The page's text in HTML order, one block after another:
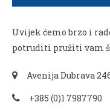
Uvijek ćemo brzo i
potruditi pružiti vam
Avenija Dubrava
+385 (0)1 7987790